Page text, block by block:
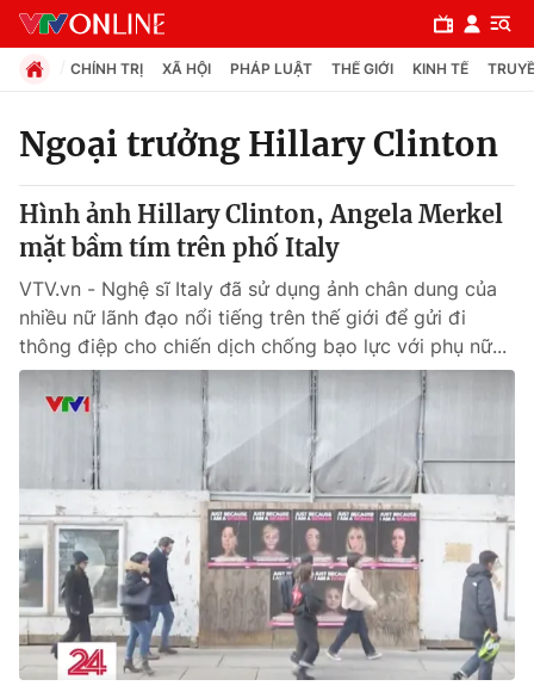
Chuyên mục
Chính trị
Xã hội
Pháp luật
Thế giới
Tin tức
Thế giới đó đây
Câu chuyện quốc tế
Kinh tế
Tài chính
Thị trường
Dữ liệu và đời sống
CHÍNH TRỊ XÃ HỘI PHÁP LUẬT THẾ GIỚI KINH TẾ
Ngoại trưởng Hillary Clinton
Hình ảnh Hillary Clinton, Angela Merkel
mặt bầm tím trên phố Italy
VTV.vn - Nghệ sĩ Italy đã sử dụng ảnh chân dung của
nhiều nữ lãnh đạo nổi tiếng trên thế giới để gửi đi
thông điệp cho chiến dịch chống bạo lực với phụ nữ...